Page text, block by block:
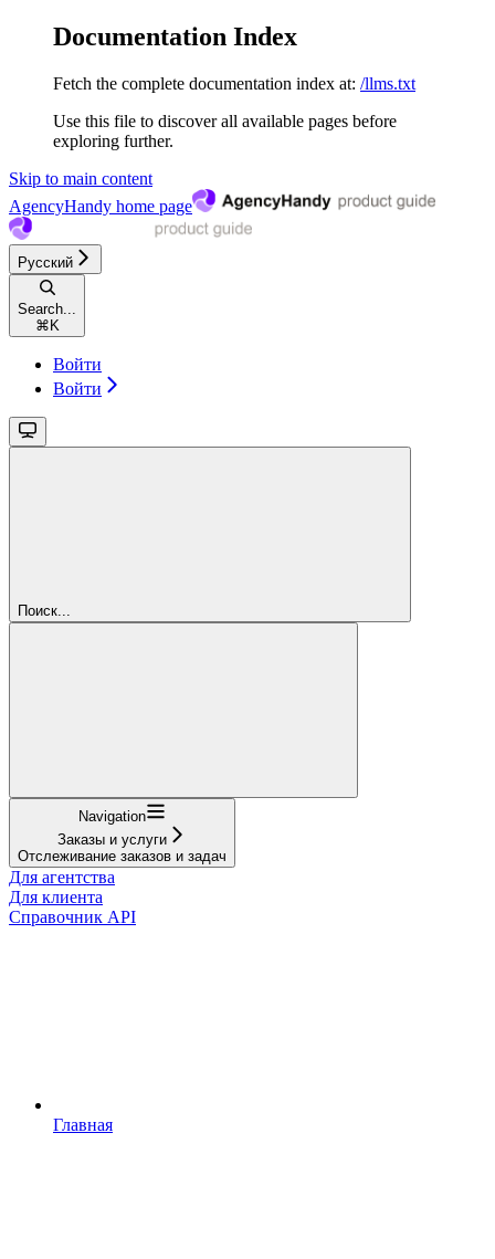
Documentation Index
Fetch the complete documentation index at: /llms.txt
Use this file to discover all available pages before
exploring further.
Skip to main content
AgencyHandy home page
Русский
Search...
⌘ K
Войти
Войти
Поиск...
Navigation
Заказы и услуги
Отслеживание заказов и задач
Для агентства
Для клиента
Справочник API
Главная